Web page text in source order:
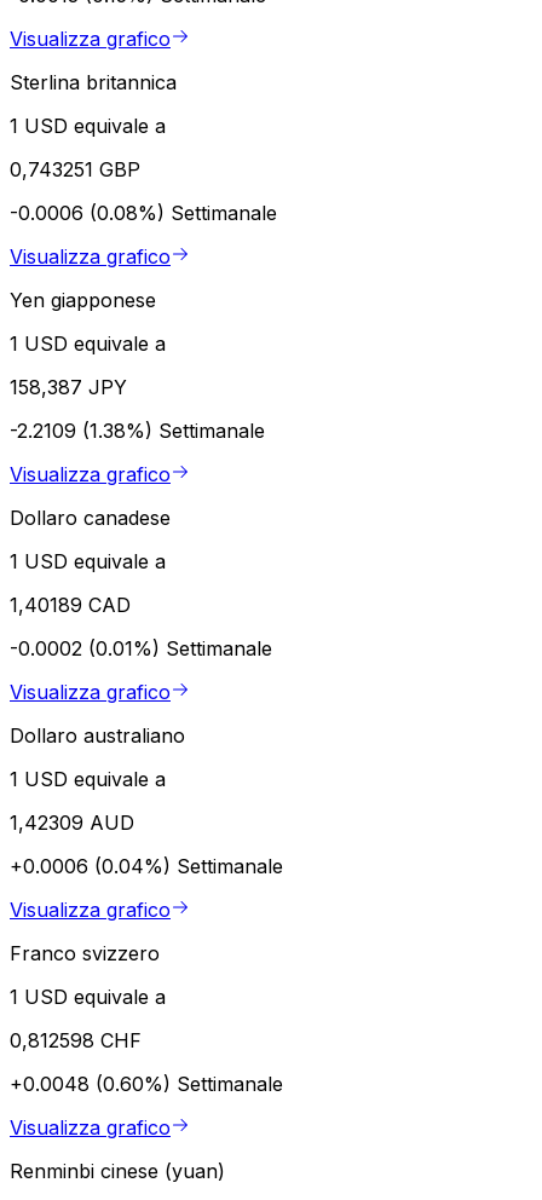
Visualizza grafico
Sterlina britannica
1 USD equivale a
0,743251 GBP
-0.0006 (0.08%) Settimanale
Visualizza grafico
Yen giapponese
1 USD equivale a
158,387 JPY
-2.2109 (1.38%) Settimanale
Visualizza grafico
Dollaro canadese
1 USD equivale a
1,40189 CAD
-0.0002 (0.01%) Settimanale
Visualizza grafico
Dollaro australiano
1 USD equivale a
1,42309 AUD
+0.0006 (0.04%) Settimanale
Visualizza grafico
Franco svizzero
1 USD equivale a
0,812598 CHF
+0.0048 (0.60%) Settimanale
Visualizza grafico
Renminbi cinese (yuan)